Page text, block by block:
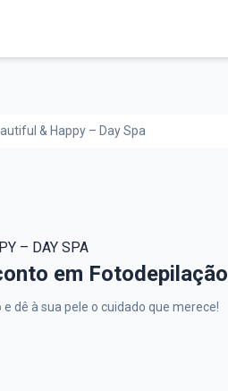
& Happy – Day Spa
– DAY SPA
– Day Spa,
em Fotodepilação
dê à sua pele o cuidado que merece!